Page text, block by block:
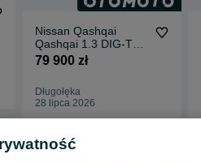
Nissan Qashqai
Qashqai 1.3 DIG-T
mHEV Acenta
79 900 zł
Długołęka
28 lipca 2026